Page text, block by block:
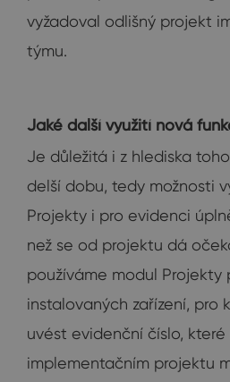
vyžadoval odlišný projekt
týmu.
Jaké další využití nová
Je důležitá i z hlediska
delší dobu, tedy možnosti
Projekty i pro evidenci
než se od projektu dá
používáme modul Projekty
instalovaných zařízení, pro
uvést evidenční číslo,
implementačním projektu